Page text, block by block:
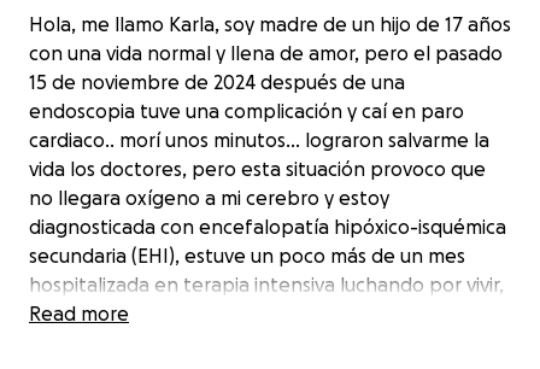
Hola, me llamo Karla, soy madre de un hijo de 17 años
con una vida normal y llena de amor, pero el pasado
15 de noviembre de 2024 después de una
endoscopia tuve una complicación y caí en paro
cardiaco.. morí unos minutos... lograron salvarme la
vida los doctores, pero esta situación provoco que
no llegara oxígeno a mi cerebro y estoy
diagnosticada con encefalopatía hipóxico-isquémica
secundaria (EHI), estuve un poco más de un mes
hospitalizada en terapia intensiva luchando por vivir,
por temas del seguro y sus letras pequeñas no se
Read more